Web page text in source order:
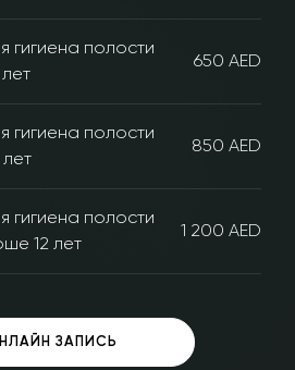
гигиена полости
650 AED
гигиена полости
лет
850 AED
гигиена полости
12 лет
1 200 AED
ЗАПИСЬ